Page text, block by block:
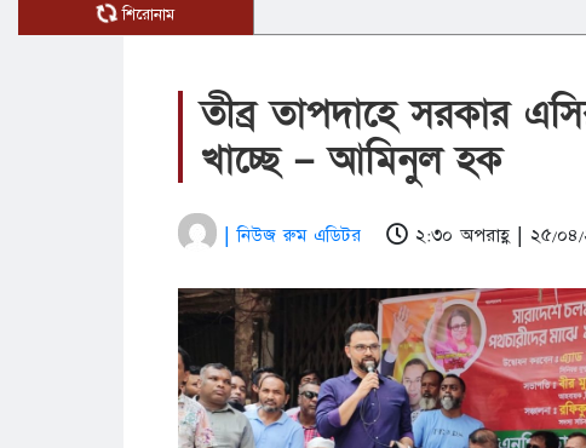
শিরোনাম
তীব্র তাপদাহে সরকার
খাচ্ছে – আমিনুল হক
| নিউজ রুম এডিটর ২:৩০ অপরাহ্ণ | ২৫/